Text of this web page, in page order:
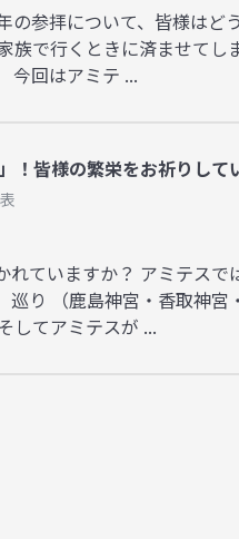
の参拝について、皆様はど
族で行くときに済ませてし
今回はアミテ ...
！皆様の繁栄をお祈りして
ていますか？ アミテスで
り （鹿島神宮・香取神宮
してアミテスが ...